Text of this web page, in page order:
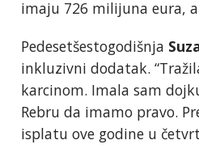
imaju 726 milijuna eura,
Pedesetšestogodišnja
inkluzivni dodatak.
karcinom. Imala sam
Rebru da imamo pravo.
isplatu ove godine u